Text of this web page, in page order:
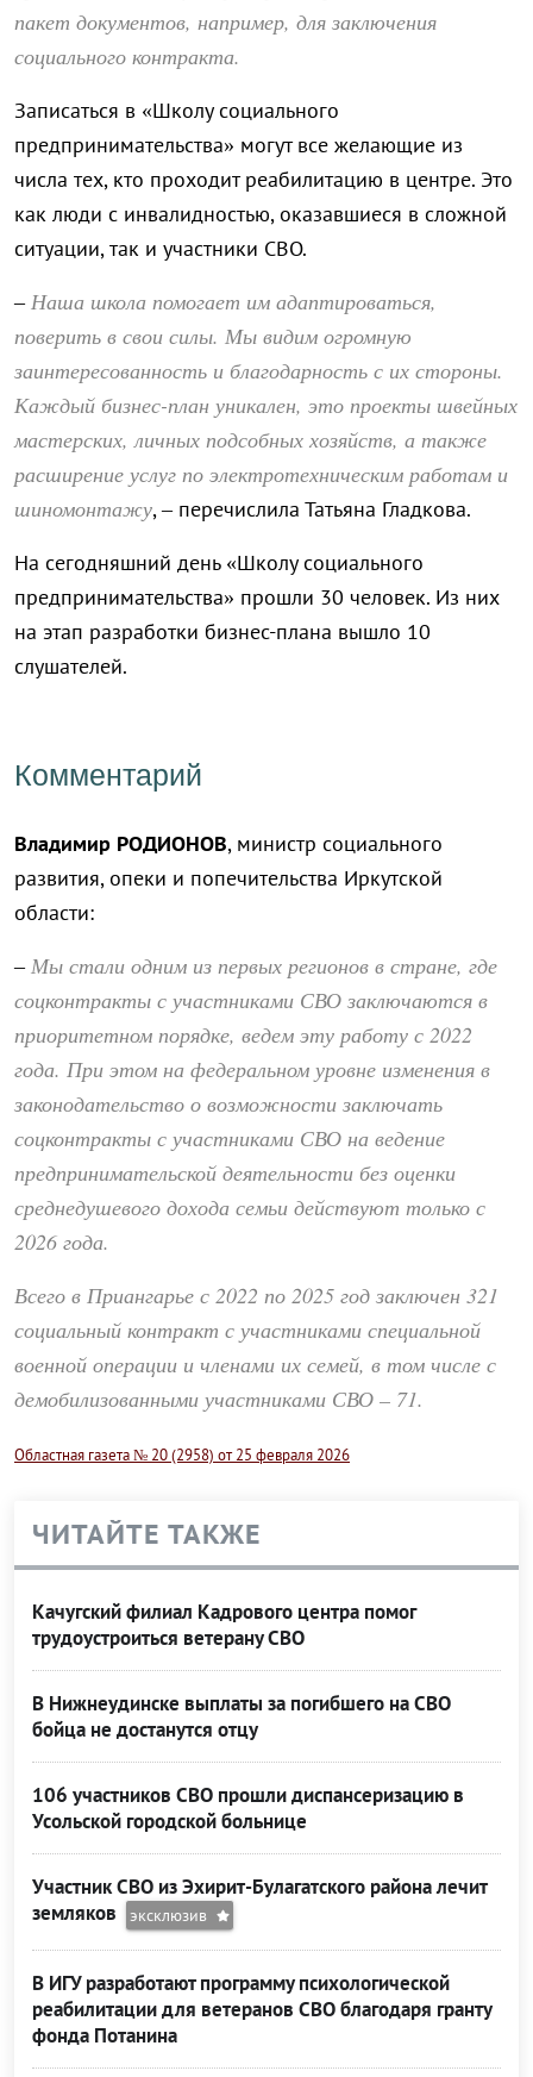
пакет документов, например, для заключения
социального контракта.
Записаться в «Школу социального
предпринимательства» могут все желающие из
числа тех, кто проходит реабилитацию в центре. Это
как люди с инвалидностью, оказавшиеся в сложной
ситуации, так и участники СВО.
–Наша школа помогает им адаптироваться,
поверить в свои силы. Мы видим огромную
заинтересованность и благодарность с их стороны.
Каждый бизнес-план уникален, это проекты швейных
мастерских, личных подсобных хозяйств, а также
расширение услуг по электротехническим работам и
шиномонтажу, – перечислила Татьяна Гладкова.
На сегодняшний день «Школу социального
предпринимательства» прошли 30 человек. Из них
на этап разработки бизнес-плана вышло 10
слушателей.
Комментарий
Владимир РОДИОНОВ, министр социального
развития, опеки и попечительства Иркутской
области:
–Мы стали одним из первых регионов в стране, где
соцконтракты с участниками СВО заключаются в
приоритетном порядке, ведем эту работу с 2022
года. При этом на федеральном уровне изменения в
законодательство о возможности заключать
соцконтракты с участниками СВО на ведение
предпринимательской деятельности без оценки
среднедушевого дохода семьи действуют только с
2026 года.
Всего в Приангарье с 2022 по 2025 год заключен 321
социальный контракт с участниками специальной
военной операции и членами их семей, в том числе с
демобилизованными участниками СВО – 71.
Областная газета № 20 (2958) от 25 февраля 2026
ЧИТАЙТЕ ТАКЖЕ
Качугский филиал Кадрового центра помог
трудоустроиться ветерану СВО
В Нижнеудинске выплаты за погибшего на СВО
бойца не достанутся отцу
106 участников СВО прошли диспансеризацию в
Усольской городской больнице
Участник СВО из Эхирит-Булагатского района лечит
земляков
эксклюзив
В ИГУ разработают программу психологической
реабилитации для ветеранов СВО благодаря гранту
фонда Потанина